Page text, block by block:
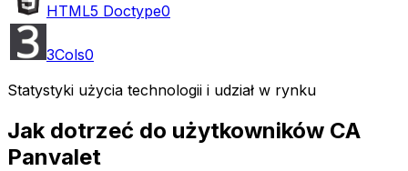
HTML5 Doctype0
3Cols0
Statystyki użycia technologii i udział w rynku
Jak dotrzeć do użytkowników CA
Panvalet